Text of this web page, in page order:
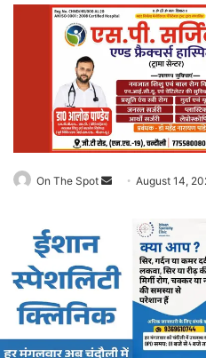
On The Spot
Send
email
August 14,